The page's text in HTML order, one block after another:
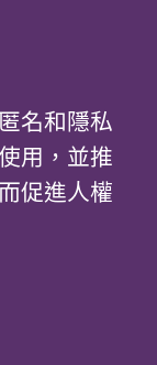
名和隱私
用，並推
促進人權